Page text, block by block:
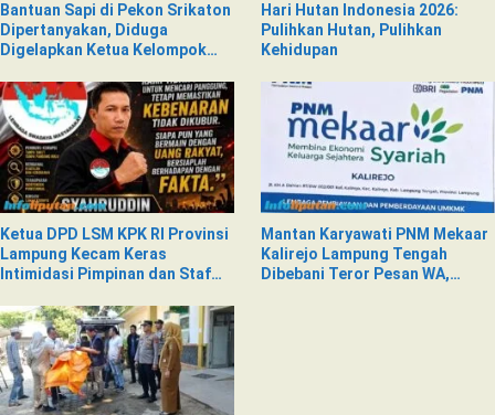
Bantuan Sapi di Pekon Srikaton
Dipertanyakan, Diduga
Digelapkan Ketua Kelompok
Hari Hutan Indonesia 2026:
Pulihkan Hutan, Pulihkan
Kehidupan
Ketua DPD LSM KPK RI Provinsi
Lampung Kecam Keras
Intimidasi Pimpinan dan Staf
Nad
Mantan Karyawati PNM Mekaar
Kalirejo Lampung Tengah
Dibebani Teror Pesan WA,